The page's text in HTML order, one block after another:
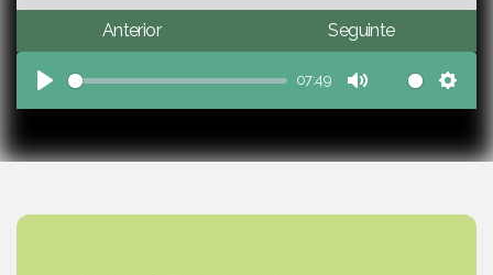
Anterior Seguinte
Play
07:49
Mute